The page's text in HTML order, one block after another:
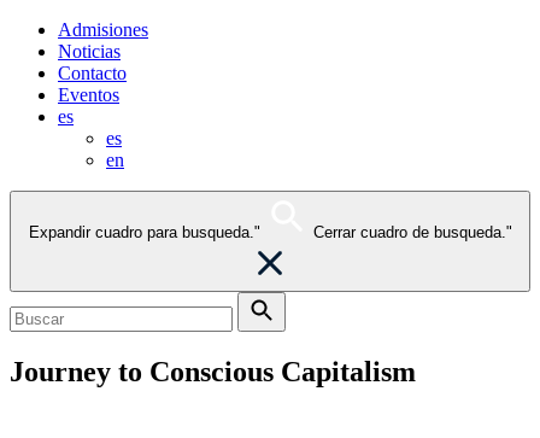
Admisiones
Noticias
Contacto
Eventos
es
es
en
Expandir cuadro para busqueda." Cerrar cuadro de busqueda."
Journey to Conscious Capitalism